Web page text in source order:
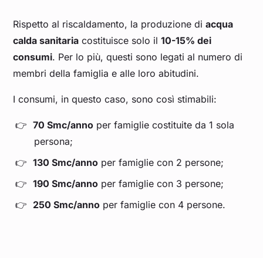
Rispetto al riscaldamento, la produzione diacqua
calda sanitaria costituisce solo il10-15% dei
consumi. Per lo più, questi sono legati al numero di
membri della famiglia e alle loro abitudini.
I consumi, in questo caso, sono così stimabili:
70 Smc/anno per famiglie costituite da 1 sola
persona;
130 Smc/anno per famiglie con 2 persone;
190 Smc/anno per famiglie con 3 persone;
250 Smc/anno per famiglie con 4 persone.